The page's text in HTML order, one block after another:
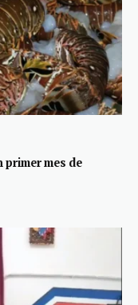
primer mes de